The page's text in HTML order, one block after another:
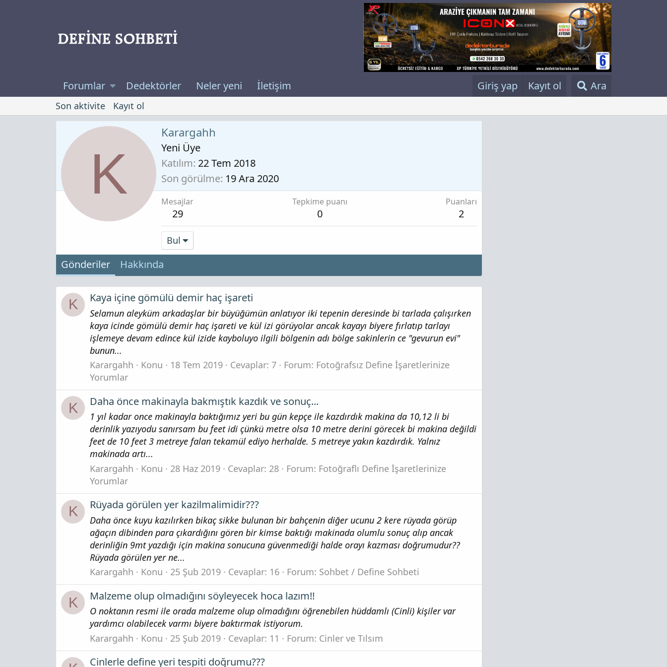
Forumlar Dedektörler Neler yeni İletişim Giriş yap Kayıt ol Ara
Son aktivite Kayıt ol
K
Karargahh
Yeni Üye
Katılım 22 Tem 2018
Son görülme 19 Ara 2020
Mesajlar
29
Tepkime puanı
0
Puanları
2
Bul
Gönderiler Hakkında
K Kaya içine gömülü demir haç işareti
Selamun aleyküm arkadaşlar bir büyüğümün anlatıyor iki tepenin deresinde bi tarlada çalışırken
kaya icinde gömülü demir haç işareti ve kül izi görüyolar ancak kayayı biyere fırlatıp tarlayı
işlemeye devam edince kül izide kayboluyo ilgili bölgenin adı bölge sakinlerin ce "gevurun evi"
bunun...
Karargahh
Konu 18 Tem 2019 Cevaplar: 7 Forum: Fotoğrafsız Define İşaretlerinize
Yorumlar
K Daha önce makinayla bakmıştık kazdık ve sonuç...
1 yıl kadar once makinayla baktığımız yeri bu gün kepçe ile kazdırdık makina da 10,12 li bi
derinlik yazıyodu sanırsam bu feet idi çünkü metre olsa 10 metre derini görecek bi makina değildi
feet de 10 feet 3 metreye falan tekamül ediyo herhalde. 5 metreye yakın kazdırdık. Yalnız
makinada artı...
Karargahh
Konu 28 Haz 2019 Cevaplar: 28 Forum: Fotoğraflı Define İşaretlerinize
Yorumlar
K Rüyada görülen yer kazilmalimidir???
Daha önce kuyu kazılırken bikaç sikke bulunan bir bahçenin diğer ucunu 2 kere rüyada görüp
ağaçın dibinden para çıkardığını gören bir kimse baktığı makinada olumlu sonuç alıp ancak
derinliğin 9mt yazdığı için makina sonucuna güvenmediği halde orayı kazması doğrumudur??
Rüyada görülen yer ne...
Karargahh
Konu 25 Şub 2019 Cevaplar: 16 Forum: Sohbet / Define Sohbeti
K Malzeme olup olmadığını söyleyecek hoca lazım!!
O noktanın resmi ile orada malzeme olup olmadığını öğrenebilen hüddamlı (Cinli) kişiler var
yardımcı olabilecek varmı biyere baktırmak istiyorum.
Karargahh
Konu 25 Şub 2019 Cevaplar: 11 Forum: Cinler ve Tılsım
Cinlerle define yeri tespiti doğrumu???